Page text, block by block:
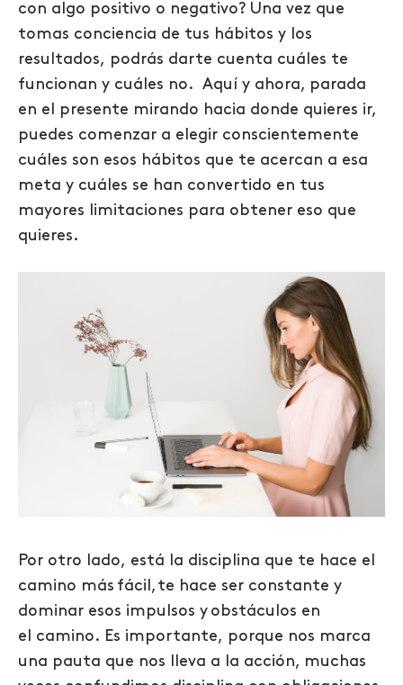
con algo positivo o negativo? Una vez que
tomas conciencia de tus hábitos y los
resultados, podrás darte cuenta cuáles te
funcionan y cuáles no. Aquí y ahora, parada
en el presente mirando hacia donde quieres ir,
puedes comenzar a elegir conscientemente
cuáles son esos hábitos que te acercan a esa
meta y cuáles se han convertido en tus
mayores limitaciones para obtener eso que
quieres.
Por otro lado, está la disciplina que te hace el
camino más fácil, te hace ser constante y
dominar esos impulsos y obstáculos en
el camino. Es importante, porque nos marca
una pauta que nos lleva a la acción, muchas